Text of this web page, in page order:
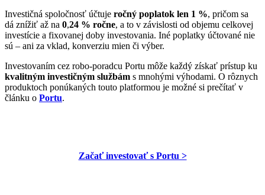
Investičná spoločnosť účtuje ročný poplatok len 1 %, pričom sa
dá znížiť až na 0,24 % ročne, a to v závislosti od objemu celkovej
investície a fixovanej doby investovania. Iné poplatky účtované nie
sú – ani za vklad, konverziu mien či výber.
Investovaním cez robo-poradcu Portu môže každý získať prístup ku
kvalitným investičným službám s mnohými výhodami. O rôznych
produktoch ponúkaných touto platformou je možné si prečítať v
článku o Portu.
Začať investovať s Portu >